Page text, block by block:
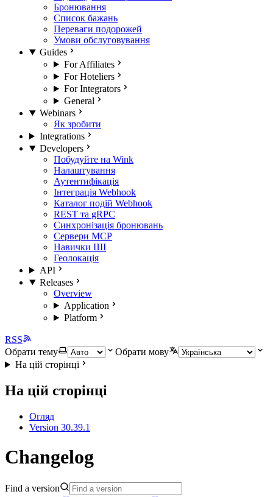
Бронювання
Список бажань
Переваги подорожей
Умови обслуговування
Guides
For Affiliates
For Hoteliers
For Integrators
General
Webinars
Як зробити
Integrations
Developers
Побудуйте на Wink
Налаштування
Аутентифікація
Інтеграція Webhook
Каталог подій Webhook
REST та gRPC
Синхронізація бронювань
Сервери MCP
Навички ШІ
Геолокація
API
Releases
Overview
Application
Platform
RSS
Обрати тему
Обрати мову
На цій сторінці
На цій сторінці
Огляд
Version 30.39.1
Changelog
Find a version